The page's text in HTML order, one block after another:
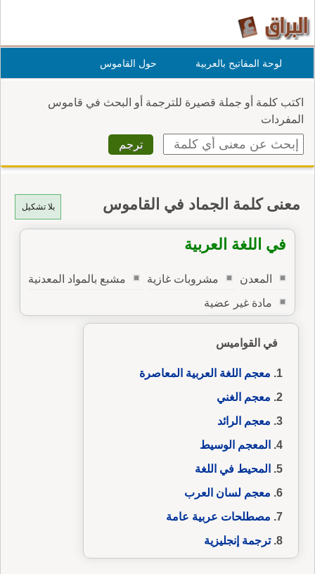
لوحة المفاتيح بالعربية حول القاموس
اكتب كلمة أو جملة قصيرة للترجمة أو البحث في قاموس
المفردات
بلا تشكيل معنى كلمة الجماد في القاموس
في اللغة العربية
المعدن مشروبات غازية
مشبع بالمواد المعدنية
مادة غير عضية
في القواميس
معجم اللغة العربية المعاصرة
معجم الغني
معجم الرائد
المعجم الوسيط
المحيط في اللغة
معجم لسان العرب
مصطلحات عربية عامة
ترجمة إنجليزية